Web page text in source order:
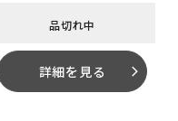
品切れ中
詳細を見る arrow_forward_ios